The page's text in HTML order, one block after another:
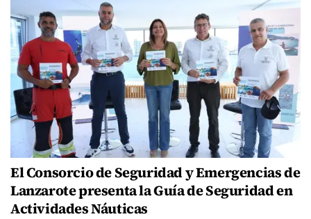
El Consorcio de Seguridad y Emergencias de
Lanzarote presenta la Guía de Seguridad en
Actividades Náuticas